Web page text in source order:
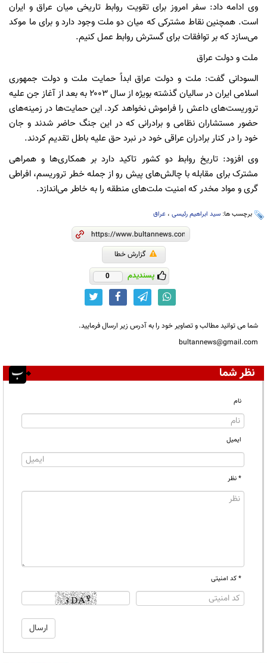
وی ادامه داد: سفر امروز برای تقویت روابط تاریخی میان عراق و ایران
است. همچنین نقاط مشترکی که میان دو ملت وجود دارد و برای ما موکد
می‌سازد که بر توافقات برای گسترش روابط عمل کنیم.
ملت و دولت عراق
السودانی گفت: ملت و دولت عراق ابداً حمایت ملت و دولت جمهوری
اسلامی ایران در سالیان گذشته بویژه از سال ۲۰۰۳ به بعد از آغاز جن علیه
تروریست‌های داعش را فراموش نخواهد کرد. این حمایت‌ها در زمینه‌های
حضور مستشاران نظامی و برادرانی که در این جنگ حاضر شدند و جان
خود را در کنار برادران عراقی خود در نبرد حق علیه باطل تقدیم کردند.
وی افزود: تاریخ روابط دو کشور تاکید دارد بر همکاری‌ها و همراهی
مشترک برای مقابله با چالش‌های پیش رو از جمله خطر تروریسم، افراطی
گری و مواد مخدر که امنیت ملت‌های منطقه را به خاطر می‌اندازد.
برچسب ها: سید ابراهیم رئیسی ، عراق
گزارش خطا
پسندیدم 0
شما می توانید مطالب و تصاویر خود را به آدرس زیر ارسال فرمایید.
bultannews@gmail.com
نظر شما
نام
ایمیل
* نظر
* کد امنیتی